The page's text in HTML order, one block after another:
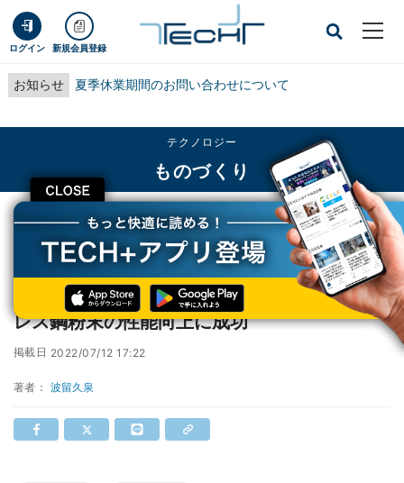
ログイン 新規会員登録
お知らせ 夏季休業期間のお問い合わせについて
CLOSE
テクノロジー
ものづくり
TECH+ テクノロジー
ものづくり
名工大など、金属3Dプリンティング用ステンレス鋼粉末の性能向上に成功
名工大など、金属3Dプリンティング用ステン
レス鋼粉末の性能向上に成功
掲載日 2022/07/12 17:22
著者： 波留久泉